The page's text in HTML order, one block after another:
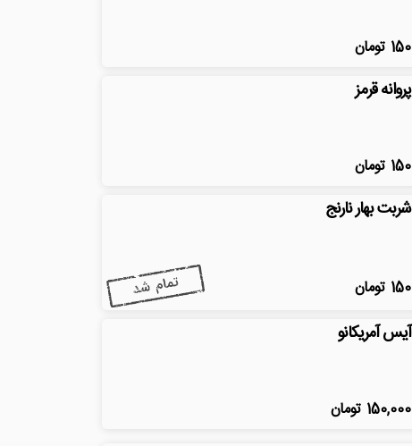
150 تومان
پروانه قرمز
150 تومان
شربت بهار نارنج
150 تومان
آیس آمریکانو
150,000 تومان